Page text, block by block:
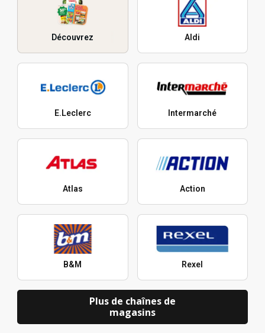
Découvrez Aldi
E.Leclerc Intermarché
Atlas Action
B&M Rexel
Plus de chaînes de
magasins